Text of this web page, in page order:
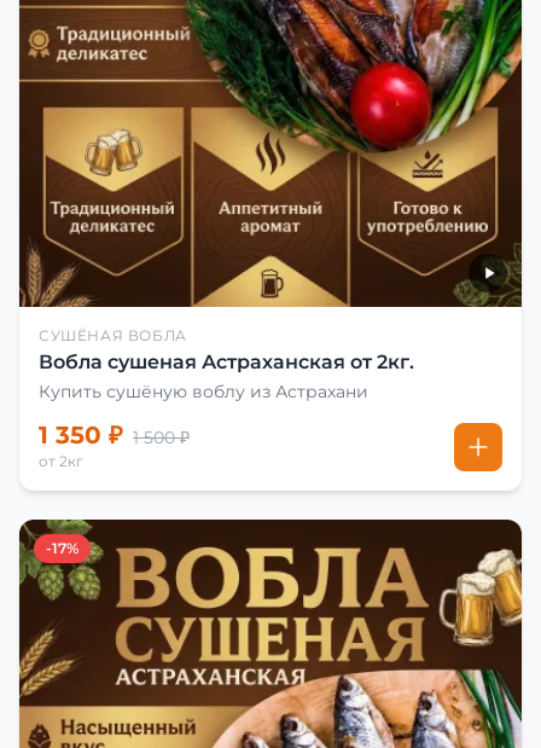
СУШЁНАЯ ВОБЛА
Вобла сушеная Астраханская от 2кг.
Купить сушёную воблу из Астрахани
1 350 ₽ 1 500 ₽
от 2кг
-17%